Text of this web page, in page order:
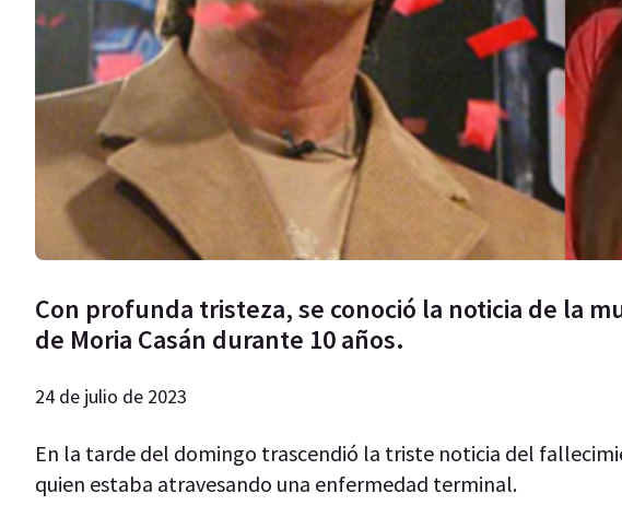
Con profunda tristeza, se conoció la noticia de la
de Moria Casán durante 10 años.
24 de julio de 2023
En la tarde del domingo trascendió la triste noticia del
quien estaba atravesando una enfermedad terminal.